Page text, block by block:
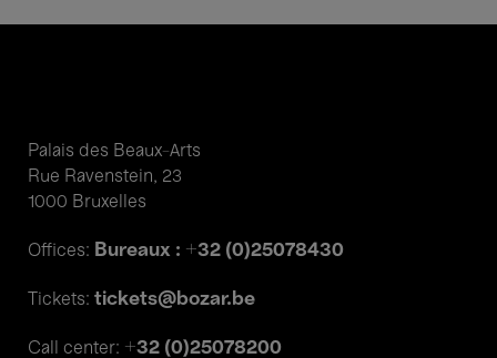
Palais des Beaux-Arts
Rue Ravenstein, 23
1000 Bruxelles
Offices: Bureaux : +32 (0)25078430
Tickets: tickets@bozar.be
Call center: +32 (0)25078200